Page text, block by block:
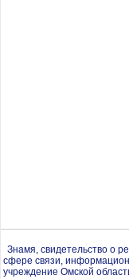
Знамя, свидетельство о
сфере связи,
учреждение Омской